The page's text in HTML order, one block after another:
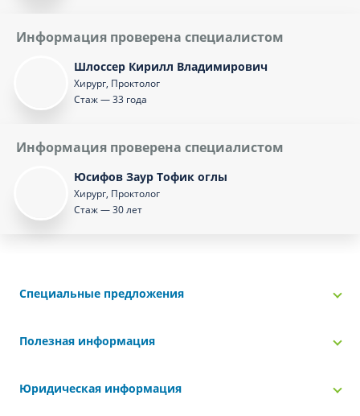
Информация проверена специалистом
Шлоссер Кирилл Владимирович
Хирург, Проктолог
Стаж — 33 года
Информация проверена специалистом
Юсифов Заур Тофик оглы
Хирург, Проктолог
Стаж — 30 лет
Специальные предложения
Полезная информация
Юридическая информация